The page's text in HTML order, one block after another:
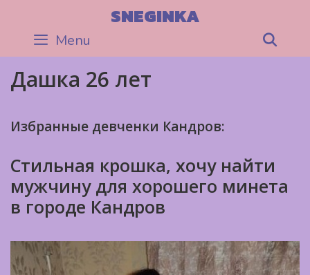
content
SNEGINKA
Menu
Дашка 26 лет
Избранные девченки Кандров:
Стильная крошка, хочу найти
мужчину для хорошего минета
в городе Кандров